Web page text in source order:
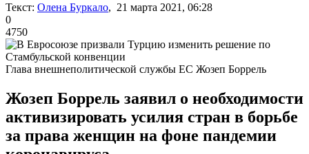
Текст: Олена Буркало, 21 марта 2021, 06:28
0
4750
Глава внешнеполитической службы ЕС Жозеп Боррель
Жозеп Боррель заявил о необходимости
активизировать усилия стран в борьбе
за права женщин на фоне пандемии